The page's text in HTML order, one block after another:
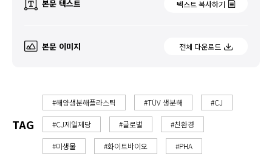
본문 텍스트 텍스트 복사하기
본문 이미지 전체 다운로드
TAG
#해양생분해플라스틱 #TÜV 생분해 #CJ
#CJ제일제당 #글로벌 #친환경
#미생물 #화이트바이오 #PHA